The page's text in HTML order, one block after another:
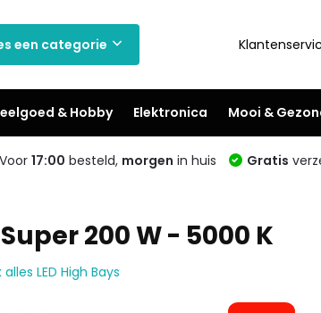
een categorie
& Hobby Elektronica Mooi &
Voor 17:00 besteld, morgen in huis Gratis
200 W - 5000 K
alles LED High Bays